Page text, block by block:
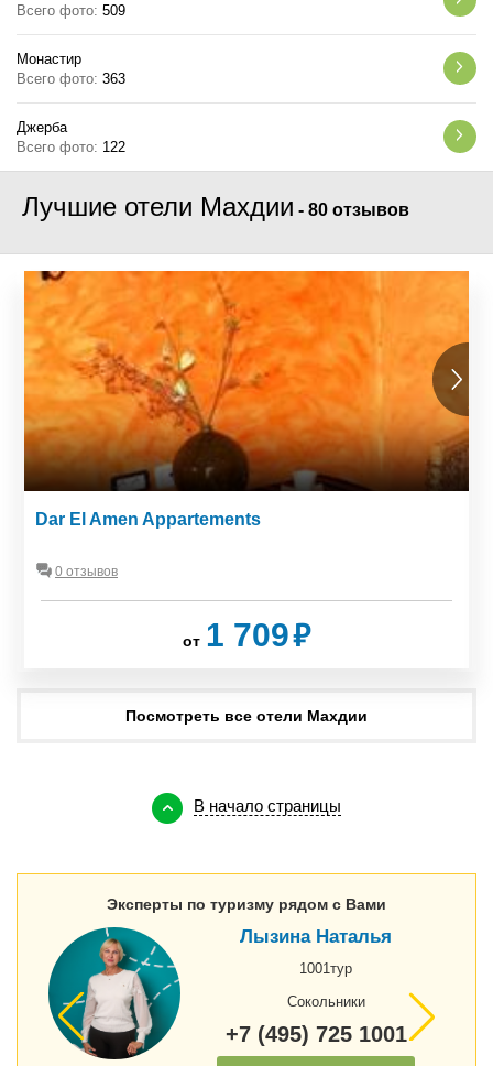
Всего фото: 509
Монастир
Всего фото: 363
Джерба
Всего фото: 122
Лучшие отели Махдии - 80 отзывов
Dar El Amen Appartements
0 отзывов
от 1 709₽
Посмотреть все отели Махдии
В начало страницы
Эксперты по туризму рядом с Вами
Лызина Наталья
1001тур
Сокольники
+7 (495) 725 1001